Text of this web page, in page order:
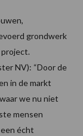
grondwerk
NV): “Door de
in de markt
we nu niet
mensen
écht